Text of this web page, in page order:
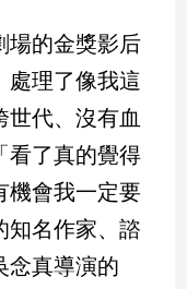
場的金獎影后
處理了像我這
世代、沒有血
看了真的覺得
機會我一定要
知名作家、諮
念真導演的